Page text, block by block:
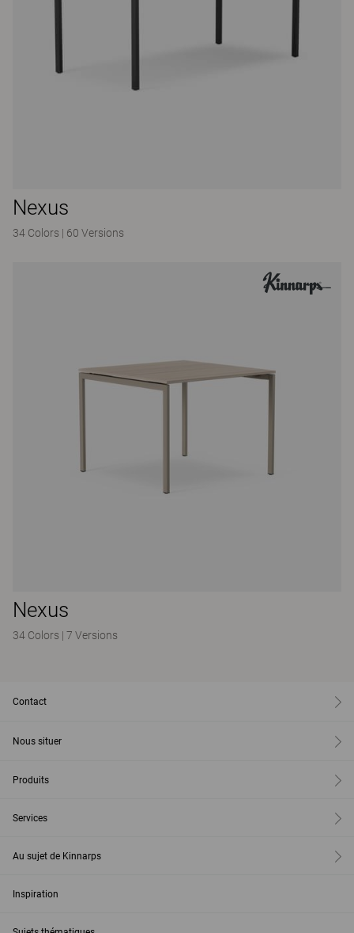
Nexus
34 Colors | 60 Versions
Nexus
34 Colors | 7 Versions
Contact
Nous situer
Produits
Services
Au sujet de Kinnarps
Inspiration